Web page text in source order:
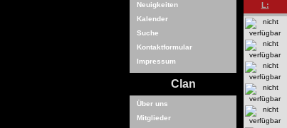
Neuigkeiten
Kalender
Suche
Kontaktformular
Impressum
Clan
Über uns
Mitglieder
L: